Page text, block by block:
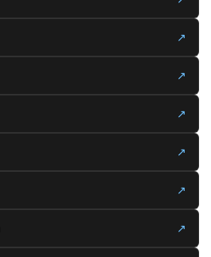
↗
↗
↗
↗
↗
↗